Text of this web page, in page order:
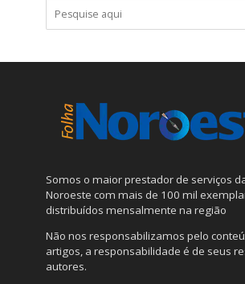
Somos o maior prestador de serviços
Noroeste com mais de 100 mil
distribuídos mensalmente na região
Não nos responsabilizamos pelo
artigos, a responsabilidade é de seus
autores.